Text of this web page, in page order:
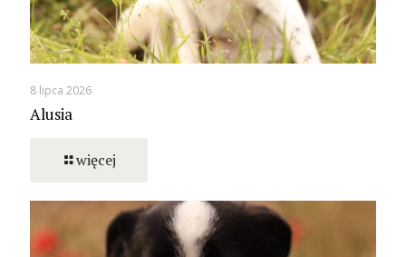
8 lipca 2026
Alusia
więcej